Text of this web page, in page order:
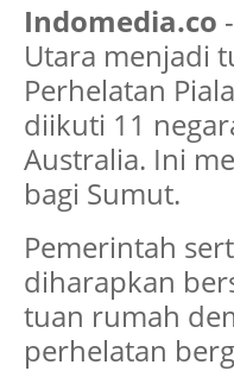
Indomedia.co
Utara menjadi
Perhelatan
diikuti 11
Australia. Ini
bagi Sumut.
Pemerintah
diharapkan
tuan rumah
perhelatan